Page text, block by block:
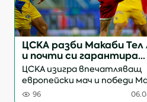
ЦСКА разби Макаби Тел
и почти си гарантира
участие в основна фаза
евротурнирите
ЦСКА изигра впечатляващ
европейски мач и победи
Тел Авив с категоричното
96